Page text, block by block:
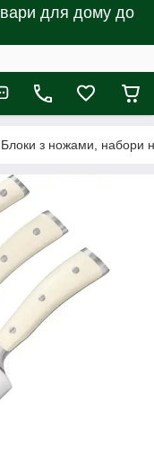
для дому до
Блоки з ножами, набори